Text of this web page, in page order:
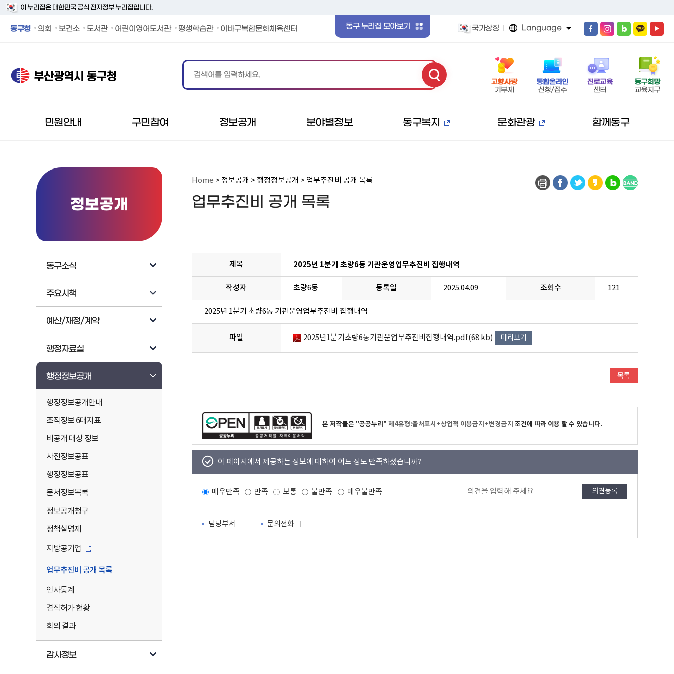
이 누리집은 대한민국 공식 전자정부 누리집입니다.
동구청 의회 보건소 도서관 어린이영어도서관 평생학습관 이바구복합문화체육센터 동구 누리집 모아보기 국가상징 Language
동구청 페이스북 바로가기
동구청 인스타그램 바로가기
동구청 블로그 바로가기
동구청 카카오 바로가기
동구청 유튜브 바로가기
민원안내 구민참여 정보공개 분야별정보 동구복지 문화관광 함께동구
정보공개
동구소식
주요시책
예산/재정/계약
행정자료실
행정정보공개
행정정보공개안내
조직정보 6대지표
비공개 대상 정보
사전정보공표
행정정보공표
문서정보목록
정보공개청구
정책실명제
지방공기업
업무추진비 공개 목록
인사통계
겸직허가 현황
회의 결과
감사정보
Home > 정보공개 > 행정정보공개 > 업무추진비 공개 목록
업무추진비 공개 목록
제목 2025년 1분기 초량6동 기관운영업무추진비 집행내역
작성자 초량6동 등록일 2025.04.09 조회수 121
2025년 1분기 초량6동 기관운영업무추진비 집행내역
파일 2025년1분기초량6동기관운업무추진비집행내역.pdf(68 kb) 미리보기
본 저작물은 "공공누리" 제4유형:출처표시+상업적 이용금지+변경금지 조건에 따라 이용 할 수 있습니다.
이 페이지에서 제공하는 정보에 대하여 어느 정도 만족하셨습니까?
매우만족 만족 보통 불만족 매우불만족
담당부서 문의전화